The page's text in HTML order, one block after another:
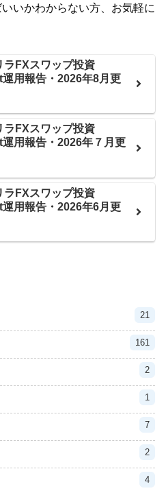
いかわからない方、お気軽に
ラFXスワップ投資
運用報告・2026年8月更
ラFXスワップ投資
運用報告・2026年７月更
ラFXスワップ投資
運用報告・2026年6月更
21
161
2
1
7
2
4